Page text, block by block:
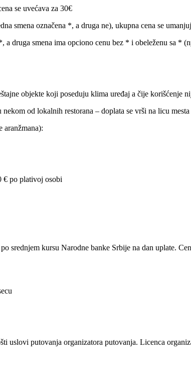
se uvećava za 30€
smena označena *, a druga ne), ukupna cena se
a druga smena ima opciono cenu bez * i obeleženu sa *
objekte koji poseduju klima uređaj a čije korišćenje
od lokalnih restorana – doplata se vrši na licu mesta
aranžmana):
€ po plativoj osobi
srednjem kursu Narodne banke Srbije na dan uplate.
uslovi putovanja organizatora putovanja. Licenca